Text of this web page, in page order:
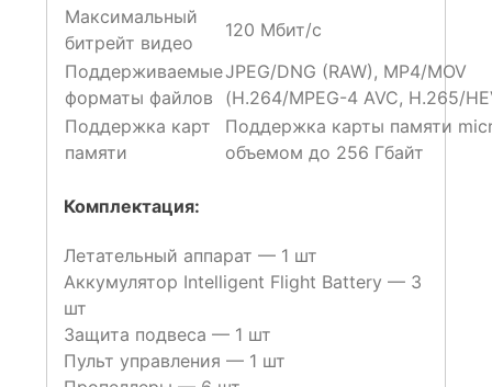
Максимальный
битрейт видео
120 Мбит/с
Поддерживаемые
форматы файлов
JPEG/DNG (RAW), MP4/MOV
(H.264/MPEG-4 AVC, H.265/
Поддержка карт
памяти
Поддержка карты памяти
объемом до 256 Гбайт
Комплектация:
Летательный аппарат — 1 шт
Аккумулятор Intelligent Flight Battery — 3
шт
Защита подвеса — 1 шт
Пульт управления — 1 шт